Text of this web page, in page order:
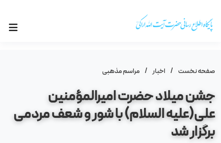
صفحه نخست / اخبار / مراسم مذهبى
جشن میلاد حضرت امیرالمؤمنین
علی(علیه السلام) با شور و شعف مردمی
برگزار شد